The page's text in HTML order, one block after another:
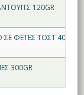
120GR
ΦΕΤΕΣ ΤΟΣΤ 400GR
300GR